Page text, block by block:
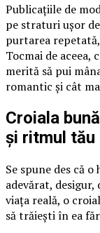
Publicațiile de
pe straturi ușor
purtarea
Tocmai de
merită să pui
romantic și cât
Croiala
și ritmul tău
Se spune des că
adevărat,
viața reală, o
să trăiești în ea